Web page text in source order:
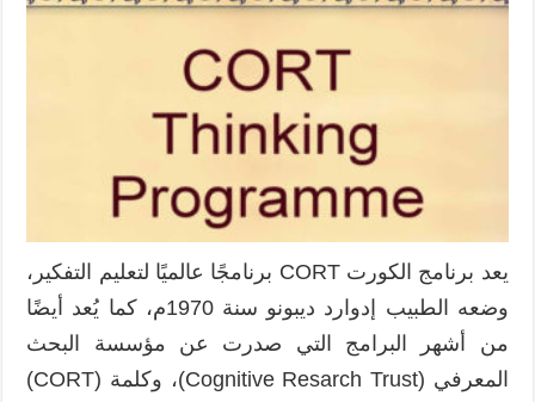
يعد برنامج الكورت CORT برنامجًا عالميًا لتعليم التفكير،
وضعه الطبيب إدوارد ديبونو سنة 1970م، كما يُعد أيضًا
من أشهر البرامج التي صدرت عن مؤسسة البحث
المعرفي (Cognitive Resarch Trust)، وكلمة (CORT)